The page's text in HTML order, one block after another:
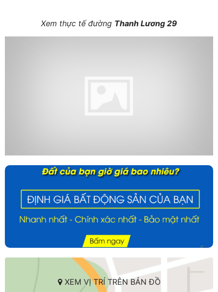
Xem thực tế đường Thanh Lương 29
XEM VỊ TRÍ TRÊN BẢN ĐỒ